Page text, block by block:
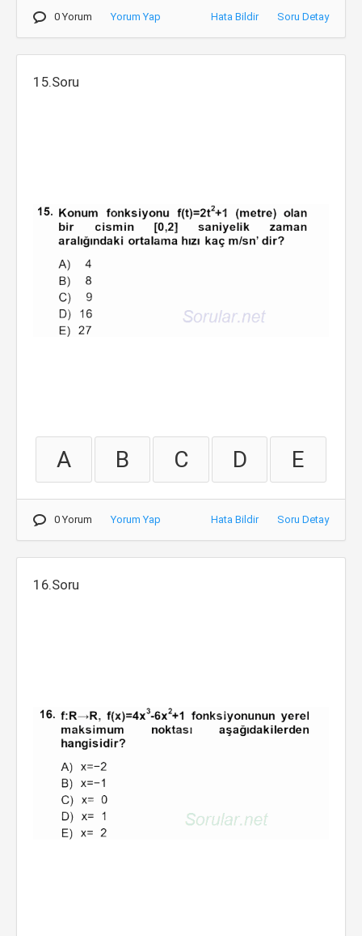
0 Yorum Yorum Yap Hata Bildir Soru Detay
15.Soru
A B C D E
0 Yorum Yorum Yap Hata Bildir Soru Detay
16.Soru